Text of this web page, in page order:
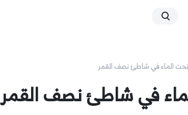
الماء في شاطئ نصف القمر
في شاطئ نصف القمر